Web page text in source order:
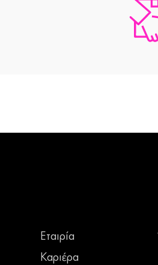
Εταιρία
Καριέρα